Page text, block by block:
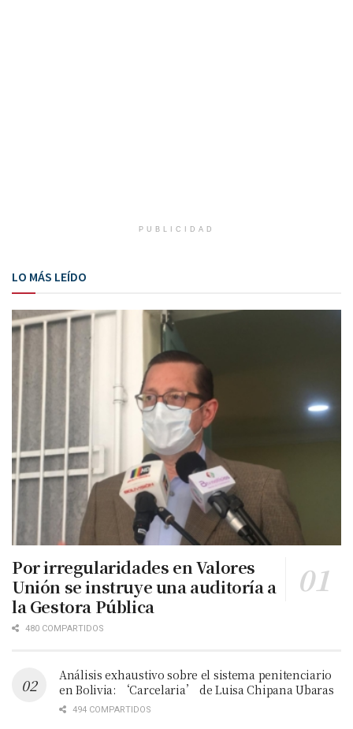
PUBLICIDAD
LO MÁS LEÍDO
Por irregularidades en Valores
Unión se instruye una auditoría a
la Gestora Pública
480 COMPARTIDOS
Análisis exhaustivo sobre el sistema penitenciario
en Bolivia: ‘Carcelaria’ de Luisa Chipana Ubaras
494 COMPARTIDOS